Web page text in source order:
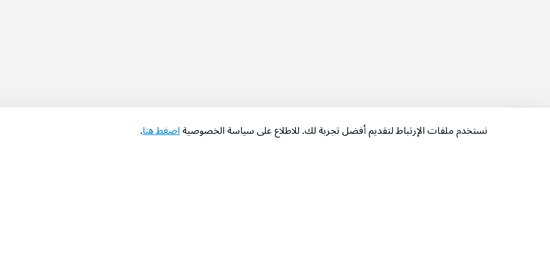
نستخدم ملفات الإرتباط لتقديم أفضل تجربة لك. للاطلاع على سياسة الخصوصيةاضغط هنا.